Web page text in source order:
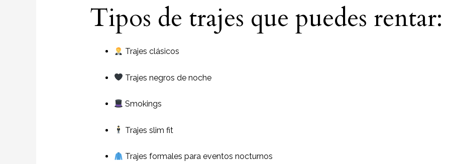
Tipos de trajes que puedes rentar:
Trajes clásicos
Trajes negros de noche
Smokings
Trajes slim fit
Trajes formales para eventos nocturnos